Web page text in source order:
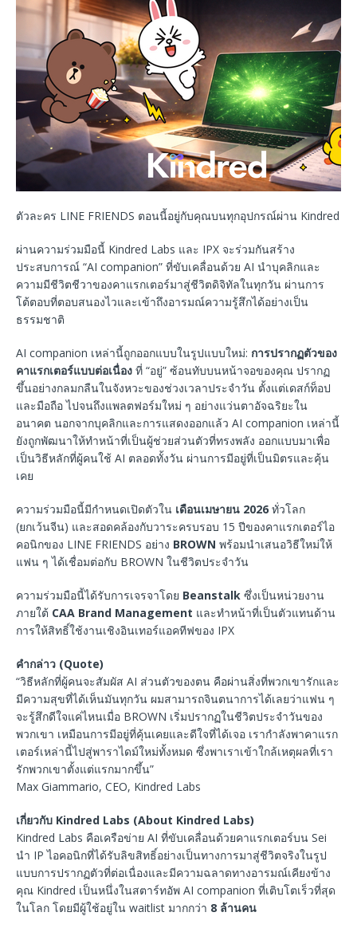
ตัวละคร LINE FRIENDS ตอนนี้อยู่กับคุณบนทุกอุปกรณ์ผ่าน Kindred
ผ่านความร่วมมือนี้ Kindred Labs และ IPX จะร่วมกันสร้าง
ประสบการณ์ “AI companion” ที่ขับเคลื่อนด้วย AI นำบุคลิกและ
ความมีชีวิตชีวาของคาแรกเตอร์มาสู่ชีวิตดิจิทัลในทุกวัน ผ่านการ
โต้ตอบที่ตอบสนองไวและเข้าถึงอารมณ์ความรู้สึกได้อย่างเป็น
ธรรมชาติ
AI companion เหล่านี้ถูกออกแบบในรูปแบบใหม่: การปรากฏตัวของ
คาแรกเตอร์แบบต่อเนื่อง ที่ “อยู่” ซ้อนทับบนหน้าจอของคุณ ปรากฏ
ขึ้นอย่างกลมกลืนในจังหวะของช่วงเวลาประจำวัน ตั้งแต่เดสก์ท็อป
และมือถือ ไปจนถึงแพลตฟอร์มใหม่ ๆ อย่างแว่นตาอัจฉริยะใน
อนาคต นอกจากบุคลิกและการแสดงออกแล้ว AI companion เหล่านี้
ยังถูกพัฒนาให้ทำหน้าที่เป็นผู้ช่วยส่วนตัวที่ทรงพลัง ออกแบบมาเพื่อ
เป็นวิธีหลักที่ผู้คนใช้ AI ตลอดทั้งวัน ผ่านการมีอยู่ที่เป็นมิตรและคุ้น
เคย
ความร่วมมือนี้มีกำหนดเปิดตัวใน เดือนเมษายน 2026 ทั่วโลก
(ยกเว้นจีน) และสอดคล้องกับวาระครบรอบ 15 ปีของคาแรกเตอร์ไอ
คอนิกของ LINE FRIENDS อย่าง BROWN พร้อมนำเสนอวิธีใหม่ให้
แฟน ๆ ได้เชื่อมต่อกับ BROWN ในชีวิตประจำวัน
ความร่วมมือนี้ได้รับการเจรจาโดย Beanstalk ซึ่งเป็นหน่วยงาน
ภายใต้ CAA Brand Management และทำหน้าที่เป็นตัวแทนด้าน
การให้สิทธิ์ใช้งานเชิงอินเทอร์แอคทีฟของ IPX
คำกล่าว (Quote)
“วิธีหลักที่ผู้คนจะสัมผัส AI ส่วนตัวของตน คือผ่านสิ่งที่พวกเขารักและ
มีความสุขที่ได้เห็นมันทุกวัน ผมสามารถจินตนาการได้เลยว่าแฟน ๆ
จะรู้สึกดีใจแค่ไหนเมื่อ BROWN เริ่มปรากฏในชีวิตประจำวันของ
พวกเขา เหมือนการมีอยู่ที่คุ้นเคยและดีใจที่ได้เจอ เรากำลังพาคาแรก
เตอร์เหล่านี้ไปสู่พาราไดม์ใหม่ทั้งหมด ซึ่งพาเราเข้าใกล้เหตุผลที่เรา
รักพวกเขาตั้งแต่แรกมากขึ้น”
Max Giammario, CEO, Kindred Labs
เกี่ยวกับ Kindred Labs (About Kindred Labs)
Kindred Labs คือเครือข่าย AI ที่ขับเคลื่อนด้วยคาแรกเตอร์บน Sei
นำ IP ไอคอนิกที่ได้รับลิขสิทธิ์อย่างเป็นทางการมาสู่ชีวิตจริงในรูป
แบบการปรากฏตัวที่ต่อเนื่องและมีความฉลาดทางอารมณ์เคียงข้าง
คุณ Kindred เป็นหนึ่งในสตาร์ทอัพ AI companion ที่เติบโตเร็วที่สุด
ในโลก โดยมีผู้ใช้อยู่ใน waitlist มากกว่า 8 ล้านคน